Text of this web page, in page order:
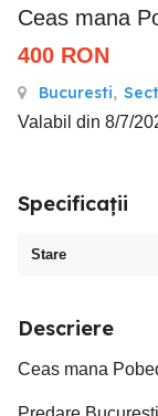
Ceas mana
400 RON
Bucuresti,
Valabil din 8/7/
Specificații
Stare
Descriere
Ceas mana